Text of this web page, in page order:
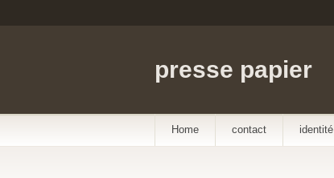
presse papier
Home contact identité